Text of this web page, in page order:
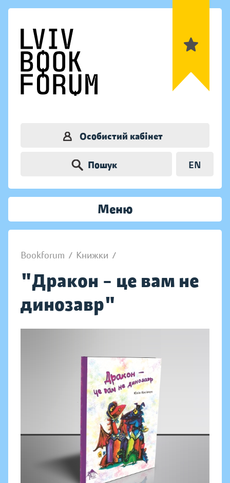
Особистий кабінет
Пошук EN
Меню
Bookforum / Книжки /
"Дракон – це вам не
динозавр"